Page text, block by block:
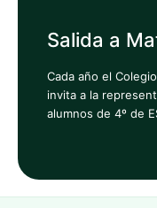
Salida a
Cada año el
invita a la
alumnos de 4º de